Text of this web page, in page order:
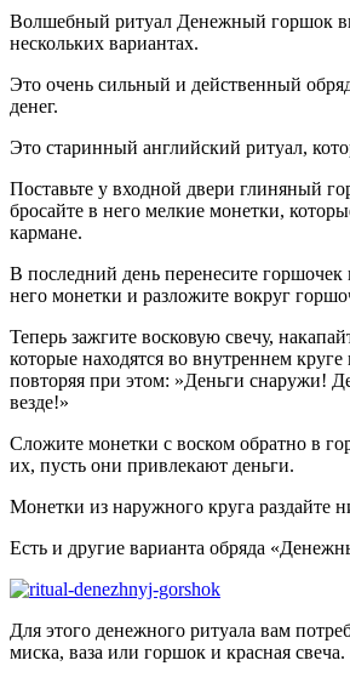
Волшебный ритуал Денежный горшок
нескольких вариантах.
Это очень сильный и действенный
денег.
Это старинный английский ритуал,
Поставьте у входной двери глиняный
бросайте в него мелкие монетки,
кармане.
В последний день перенесите горшочек
него монетки и разложите вокруг
Теперь зажгите восковую свечу,
которые находятся во внутреннем круге
повторяя при этом: »Деньги снаружи!
везде!»
Сложите монетки с воском обратно в
их, пусть они привлекают деньги.
Монетки из наружного круга раздайте
Есть и другие варианта обряда
Для этого денежного ритуала вам
миска, ваза или горшок и красная свеча.